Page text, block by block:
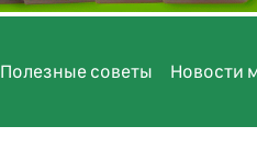
Полезные советы Новости